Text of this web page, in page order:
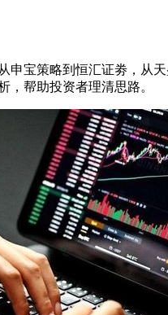
宝策略到恒汇证劵，从
帮助投资者理清思路。